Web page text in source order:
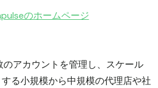
アカウントを管理し、スケール
る小規模から中規模の代理店や社